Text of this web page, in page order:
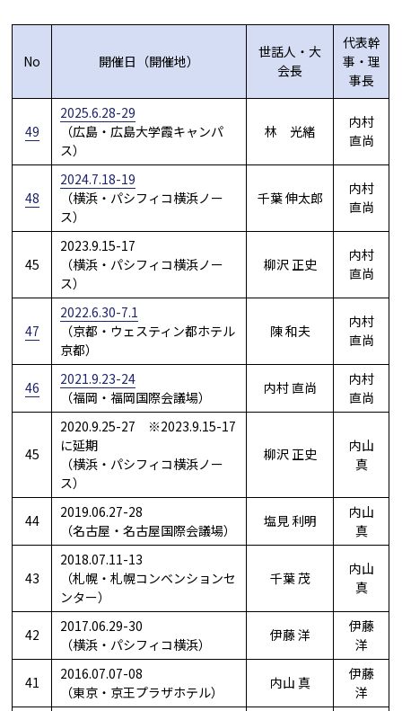
No 開催日（開催地）
世話人・大
会長
代表幹
事・理
事長
49
2025.6.28-29
（広島・広島大学霞キャンパ
ス）
林 光緒
内村
直尚
48
2024.7.18-19
（横浜・パシフィコ横浜ノー
ス）
千葉 伸太郎
内村
直尚
45
2023.9.15-17
（横浜・パシフィコ横浜ノー
ス）
柳沢 正史
内村
直尚
47
2022.6.30-7.1
（京都・ウェスティン都ホテル
京都）
陳 和夫
内村
直尚
46
2021.9.23-24
（福岡・福岡国際会議場）
内村 直尚
内村
直尚
45
2020.9.25-27 ※2023.9.15-17
に延期
（横浜・パシフィコ横浜ノー
ス）
柳沢 正史
内山
真
44
2019.06.27-28
（名古屋・名古屋国際会議場）
塩見 利明
内山
真
43
2018.07.11-13
（札幌・札幌コンベンションセ
ンター）
千葉 茂
内山
真
42
2017.06.29-30
（横浜・パシフィコ横浜）
伊藤 洋
伊藤
洋
41
2016.07.07-08
（東京・京王プラザホテル）
内山 真
伊藤
洋